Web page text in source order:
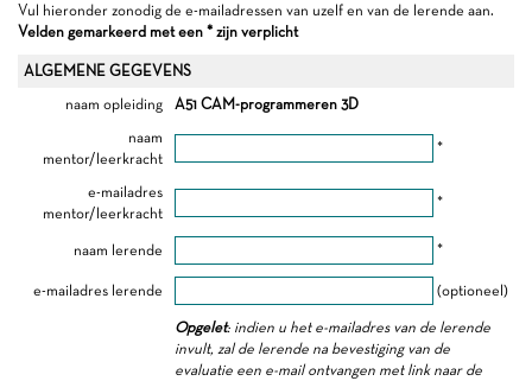
Vul hieronder zonodig de e-mailadressen van uzelf en van de lerende aan.
Velden gemarkeerd met een * zijn verplicht
ALGEMENE GEGEVENS
naam opleiding
A51 CAM-programmeren 3D
naam
mentor/leerkracht
*
e-mailadres
mentor/leerkracht
*
naam lerende *
e-mailadres lerende (optioneel)
Opgelet: indien u het e-mailadres van de lerende
invult, zal de lerende na bevestiging van de
evaluatie een e-mail ontvangen met link naar de